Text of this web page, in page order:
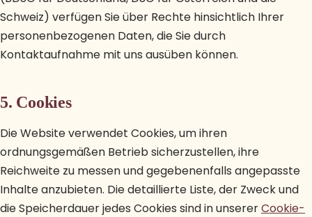
Schweiz) verfügen Sie über Rechte hinsichtlich Ihrer
personenbezogenen Daten, die Sie durch
Kontaktaufnahme mit uns ausüben können.
5. Cookies
Die Website verwendet Cookies, um ihren
ordnungsgemäßen Betrieb sicherzustellen, ihre
Reichweite zu messen und gegebenenfalls angepasste
Inhalte anzubieten. Die detaillierte Liste, der Zweck und
die Speicherdauer jedes Cookies sind in unsererCookie-